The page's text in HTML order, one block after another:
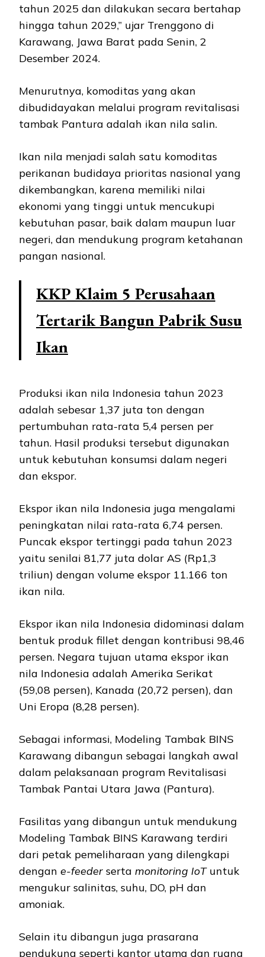
tahun 2025 dan dilakukan secara bertahap
hingga tahun 2029,” ujar Trenggono di
Karawang, Jawa Barat pada Senin, 2
Desember 2024.
Menurutnya, komoditas yang akan
dibudidayakan melalui program revitalisasi
tambak Pantura adalah ikan nila salin.
Ikan nila menjadi salah satu komoditas
perikanan budidaya prioritas nasional yang
dikembangkan, karena memiliki nilai
ekonomi yang tinggi untuk mencukupi
kebutuhan pasar, baik dalam maupun luar
negeri, dan mendukung program ketahanan
pangan nasional.
KKP Klaim 5 Perusahaan
Tertarik Bangun Pabrik Susu
Ikan
Produksi ikan nila Indonesia tahun 2023
adalah sebesar 1,37 juta ton dengan
pertumbuhan rata-rata 5,4 persen per
tahun. Hasil produksi tersebut digunakan
untuk kebutuhan konsumsi dalam negeri
dan ekspor.
Ekspor ikan nila Indonesia juga mengalami
peningkatan nilai rata-rata 6,74 persen.
Puncak ekspor tertinggi pada tahun 2023
yaitu senilai 81,77 juta dolar AS (Rp1,3
triliun) dengan volume ekspor 11.166 ton
ikan nila.
Ekspor ikan nila Indonesia didominasi dalam
bentuk produk fillet dengan kontribusi 98,46
persen. Negara tujuan utama ekspor ikan
nila Indonesia adalah Amerika Serikat
(59,08 persen), Kanada (20,72 persen), dan
Uni Eropa (8,28 persen).
Sebagai informasi, Modeling Tambak BINS
Karawang dibangun sebagai langkah awal
dalam pelaksanaan program Revitalisasi
Tambak Pantai Utara Jawa (Pantura).
Fasilitas yang dibangun untuk mendukung
Modeling Tambak BINS Karawang terdiri
dari petak pemeliharaan yang dilengkapi
dengan e-feeder serta monitoring IoTuntuk
mengukur salinitas, suhu, DO, pH dan
amoniak.
Selain itu dibangun juga prasarana
pendukung seperti kantor utama dan ruang